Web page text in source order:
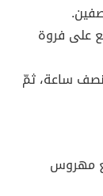
على فروة
ساعة، ثمّ
مهروس